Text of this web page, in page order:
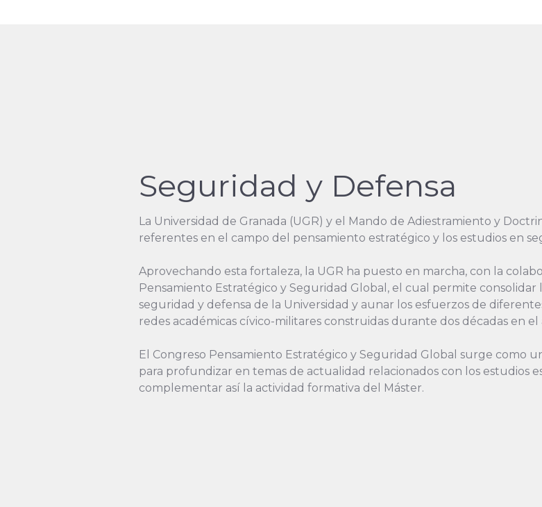
Seguridad y Defensa
La Universidad de Granada (UGR) y el Mando de Adiestramiento y
referentes en el campo del pensamiento estratégico y los estudios en
Aprovechando esta fortaleza, la UGR ha puesto en marcha, con la
Pensamiento Estratégico y Seguridad Global, el cual permite
seguridad y defensa de la Universidad y aunar los esfuerzos de
redes académicas cívico-militares construidas durante dos décadas en
El Congreso Pensamiento Estratégico y Seguridad Global surge como
para profundizar en temas de actualidad relacionados con los estudios
complementar así la actividad formativa del Máster.